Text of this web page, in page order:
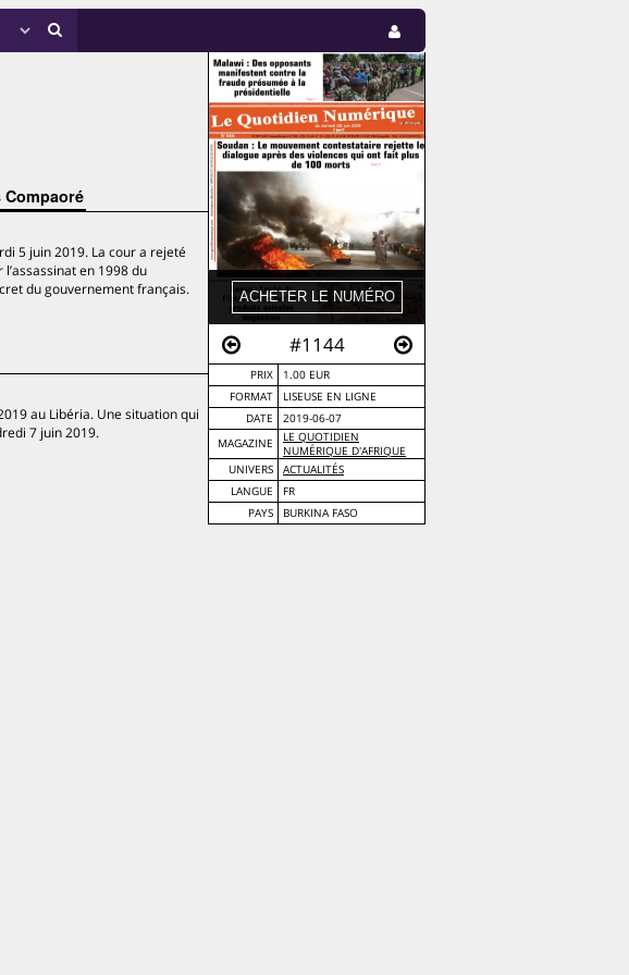
#1144
PRIX
1.00 EUR
FORMAT
LISEUSE EN LIGNE
DATE
2019-06-07
MAGAZINE
LE QUOTIDIEN
NUMÉRIQUE D'AFRIQUE
UNIVERS
ACTUALITÉS
LANGUE
FR
PAYS
BURKINA FASO
5 juin 2019. La cour a rejeté
en 1998 du
du gouvernement français.
au Libéria. Une situation qui
7 juin 2019.